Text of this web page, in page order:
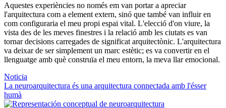
Aquestes experiències no només em van portar a apreciar
l'arquitectura com a element extern, sinó que també van influir en
com configuraria el meu propi espai vital. L'elecció d'on viure, la
vista des de les meves finestres i la relació amb les ciutats es van
tornar decisions carregades de significat arquitectònic. L'arquitectura
va deixar de ser simplement un marc estètic; es va convertir en el
llenguatge amb què construïa el meu entorn, la meva llar emocional.
Noticia
La neuroarquitectura és una arquitectura connectada amb l'ésser
humà